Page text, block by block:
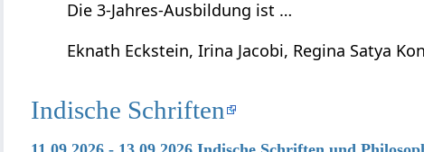
Die 3-Jahres-Ausbildung ist …
Eknath Eckstein, Irina Jacobi, Regina Satya
Indische Schriften